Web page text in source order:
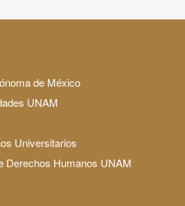
de México
UNAM
Universitarios
Derechos Humanos UNAM